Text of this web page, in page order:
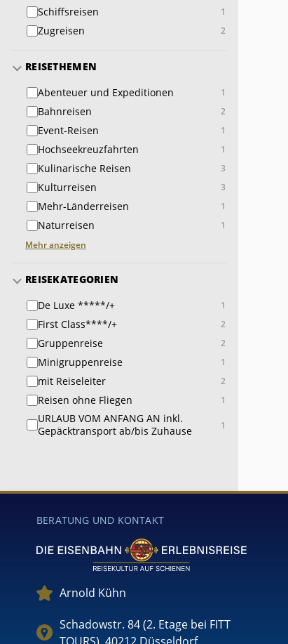
Schiffsreisen 1
Zugreisen 2
REISETHEMEN
Abenteuer und Expeditionen
1
Bahnreisen 2
Event-Reisen 1
Hochseekreuzfahrten 1
Kulinarische Reisen 3
Kulturreisen 3
Mehr-Länderreisen 1
Naturreisen
1
Mehr anzeigen
REISEKATEGORIEN
De Luxe *****/+
1
First Class****/+ 2
Gruppenreise 2
Minigruppenreise 1
mit Reiseleiter 2
Reisen ohne Fliegen 1
URLAUB VOM ANFANG AN inkl.
Gepäcktransport ab/bis Zuhause
1
BERATUNG UND KONTAKT
Arnold Kühn
Schadowstr. 84 (2. Etage bei FITT